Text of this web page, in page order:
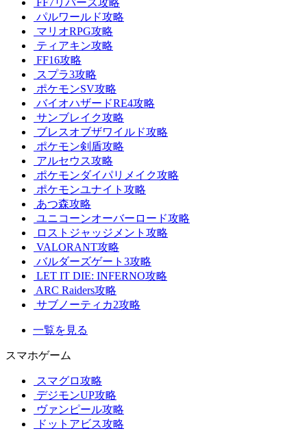
パルワールド攻略
マリオRPG攻略
ティアキン攻略
FF16攻略
スプラ3攻略
ポケモンSV攻略
バイオハザードRE4攻略
サンブレイク攻略
ブレスオブザワイルド攻略
ポケモン剣盾攻略
アルセウス攻略
ポケモンダイパリメイク攻略
ポケモンユナイト攻略
あつ森攻略
ユニコーンオーバーロード攻略
ロストジャッジメント攻略
VALORANT攻略
バルダーズゲート3攻略
LET IT DIE: INFERNO攻略
ARC Raiders攻略
サブノーティカ2攻略
一覧を見る
スマホゲーム
スマグロ攻略
デジモンUP攻略
ヴァンピール攻略
ドットアビス攻略